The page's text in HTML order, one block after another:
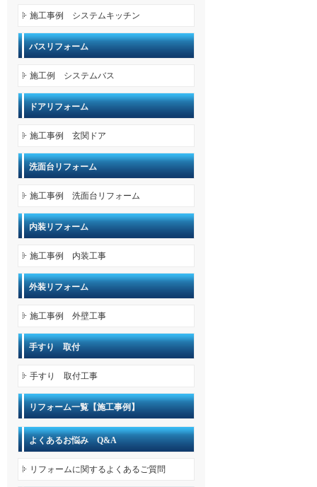
施工事例 システムキッチン
バスリフォーム
施工例 システムバス
ドアリフォーム
施工事例 玄関ドア
洗面台リフォーム
施工事例 洗面台リフォーム
内装リフォーム
施工事例 内装工事
外装リフォーム
施工事例 外壁工事
手すり 取付
手すり 取付工事
リフォーム一覧【施工事例】
よくあるお悩み Q&A
リフォームに関するよくあるご質問